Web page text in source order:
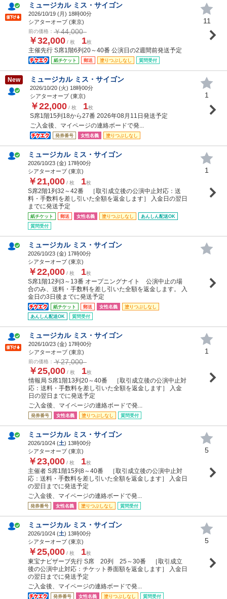
ミュージカル ミス・サイゴン
2026/10/19 (月) 18時00分
シアターオーブ (東京)
前の価格： ￥44,000
￥32,000 / 枚 1枚
主催先行 S席1階6列20～40番 公演日の2週間前発送予定
紙チケット 郵送 塗りつぶしなし 質問受付
11
New ミュージカル ミス・サイゴン
2026/10/20 (火) 18時00分
シアターオーブ (東京)
￥22,000 / 枚 1枚
S席1階15列18から27番 2026年08月11日発送予定
ご入金後、マイページの連絡ボードで発...
発券番号 女性名義 塗りつぶしなし
1
ミュージカル ミス・サイゴン
2026/10/23 (金) 17時00分
シアターオーブ (東京)
￥21,000 / 枚 1枚
S席2階1列32～42番 ［取引成立後の公演中止対応：送
料・手数料を差し引いた全額を返金します］ 入金日の翌日
までに発送予定
紙チケット 郵送 女性名義 塗りつぶしなし
あんしん配送OK
質問受付
1
ミュージカル ミス・サイゴン
2026/10/23 (金) 17時00分
シアターオーブ (東京)
￥22,000 / 枚 1枚
S席1階12列3～13番 オープニングナイト 公演中止の場
合のみ、送料・手数料を差し引いた全額を返金します。 入
金日の3日後までに発送予定
紙チケット 郵送 女性名義
塗りつぶしなし
あんしん配送OK
質問受付
ミュージカル ミス・サイゴン
2026/10/23 (金) 17時00分
シアターオーブ (東京)
前の価格： ￥27,000
￥25,000 / 枚 1枚
情報局 S席1階13列20～40番 ［取引成立後の公演中止対
応：送料・手数料を差し引いた全額を返金します］ 入金
日の翌日までに発送予定
ご入金後、マイページの連絡ボードで発...
発券番号 女性名義 塗りつぶしなし 質問受付
1
ミュージカル ミス・サイゴン
2026/10/24 (土) 13時00分
シアターオーブ (東京)
￥23,000 / 枚 1枚
主催者 S席1階15列8～40番 ［取引成立後の公演中止対
応：送料・手数料を差し引いた全額を返金します］ 入金日
の翌日までに発送予定
ご入金後、マイページの連絡ボードで発...
発券番号 女性名義 塗りつぶしなし 質問受付
5
ミュージカル ミス・サイゴン
2026/10/24 (土) 13時00分
シアターオーブ (東京)
￥25,000 / 枚 1枚
東宝ナビザーブ先行 S席 20列 25～30番 ［取引成立
後の公演中止対応：チケット券面額を返金します］ 入金日
の翌日までに発送予定
ご入金後、マイページの連絡ボードで発...
発券番号 女性名義 塗りつぶしなし 質問受付
5